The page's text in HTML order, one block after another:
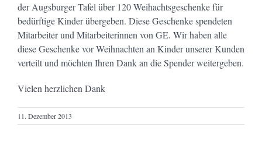
der Augsburger Tafel über 120 Weihachtsgeschenke für
bedürftige Kinder übergeben. Diese Geschenke spendeten
Mitarbeiter und Mitarbeiterinnen von GE. Wir haben alle
diese Geschenke vor Weihnachten an Kinder unserer Kunden
verteilt und möchten Ihren Dank an die Spender weitergeben.
Vielen herzlichen Dank
11. Dezember 2013